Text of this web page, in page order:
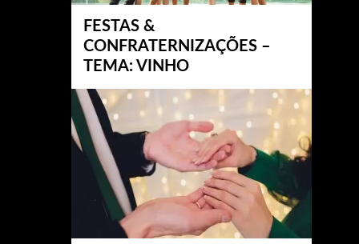
FESTAS &
CONFRATERNIZAÇÕES –
TEMA: VINHO